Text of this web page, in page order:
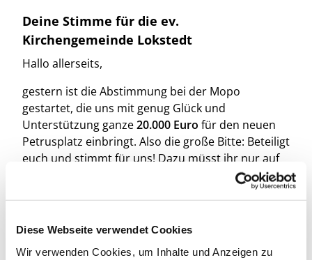
Diese Webseite verwendet Cookies
Wir verwenden Cookies, um Inhalte und Anzeigen zu
Deine Stimme für die ev.
Kirchengemeinde Lokstedt
Hallo allerseits,
gestern ist die Abstimmung bei der Mopo
gestartet, die uns mit genug Glück und
Unterstützung ganze20.000 Euro für den neuen
Petrusplatz einbringt. Also die große Bitte: Beteiligt
euch und stimmt für uns! Dazu müsst ihr nur auf
den Link klicken, euer Häkchen bei der ev.
an sämtliche Freunde, Verwandte, Kollegen und